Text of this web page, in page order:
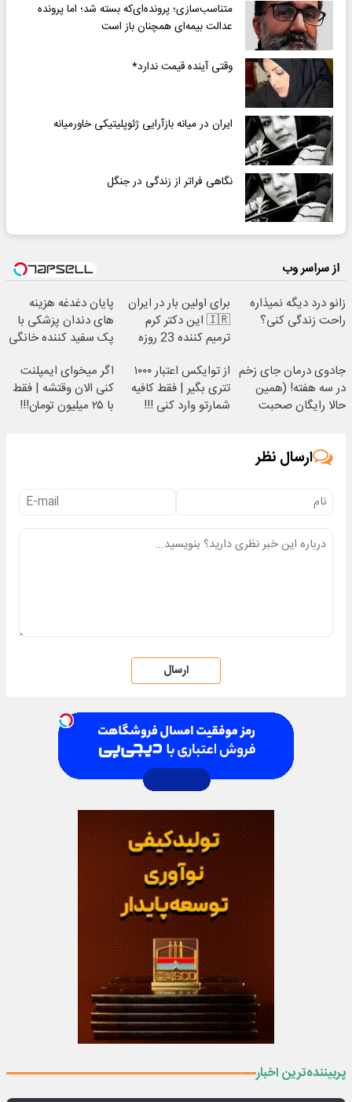
متناسب‌سازی؛ پرونده‌ای‌که بسته شد؛ اما پرونده
عدالت بیمه‌ای همچنان باز است
وقتی آینده قیمت ندارد*
ایران در میانه بازآرایی ژئوپلیتیکی خاورمیانه
نگاهی فراتر از زندگی در جنگل
از سراسر وب
زانو درد دیگه نمیذاره
راحت زندگی کنی؟
برای اولین بار در ایران
🇮🇷 این دکتر کرم
ترمیم کننده 23 روزه
پایان دغدغه هزینه
های دندان پزشکی با
پک سفید کننده خانگی
جادوی درمان جای زخم
در سه هفته! (همین
حالا رایگان صحبت
از توایکس اعتبار ۱۰۰۰
تتری بگیر | فقط کافیه
شمارتو وارد کنی !!!
اگر میخوای ایمپلنت
کنی الان وقتشه | فقط
با ۲۵ میلیون تومان!!!
ارسال نظر
ارسال
پربیننده‌ترین اخبار